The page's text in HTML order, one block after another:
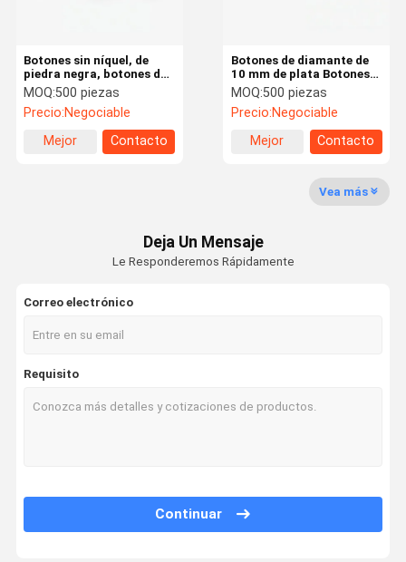
Visita A La
Control De
Solicitar Una
Las demás partidas del presente anexo
Cerraduras impermeables
Capota de diamantes
Botones de metal personalizados
Botones de diamante de
10 mm de plata Botones
en forma de corazón para
suéter
MOQ:500 piezas
Precio:Negociable
Mejor
Contacto
Botones sin níquel, de
piedra negra, botones de
21 mm, botones para
abrigos, rompevientos
MOQ:500 piezas
Precio:Negociable
Mejor
Contacto
Vea más
Deja Un Mensaje
Le Responderemos Rápidamente
Correo electrónico
Requisito
Continuar